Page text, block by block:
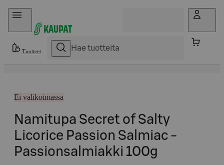
Hyppää sisältöön
Tuotteet
Ei valikoimassa
Namitupa Secret of Salty
Licorice Passion Salmiac -
Passionsalmiakki 100g